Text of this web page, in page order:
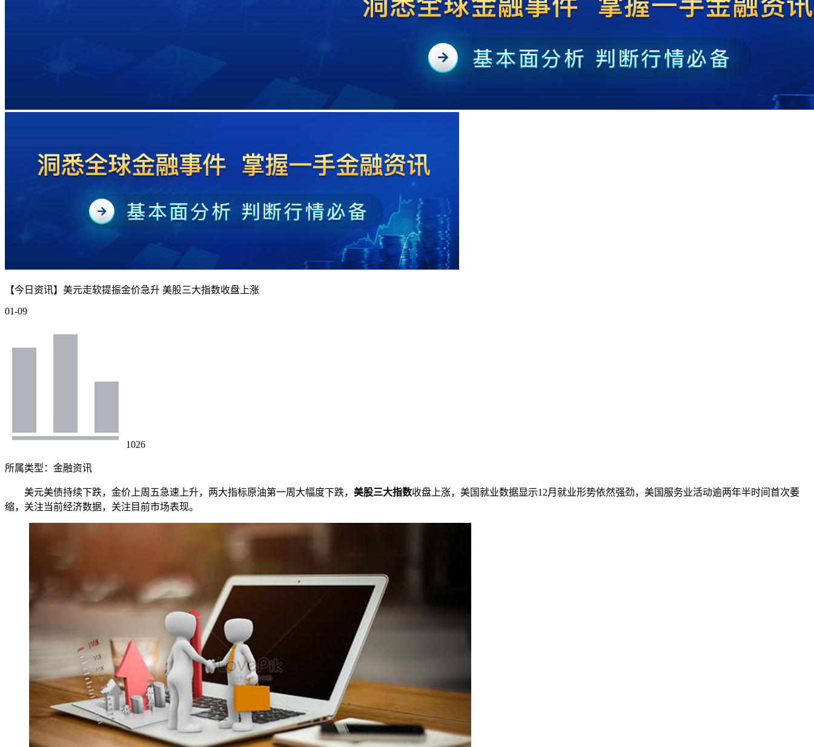
【今日资讯】美元走软提振金价急升 美股三大指数收盘上涨
01-09
1026
所属类型： 金融资讯
美元美债持续下跌，金价上周五急速上升，两大指标原油第一周大幅度下跌， 美股三大指数收盘上涨，美国就业数据显示12月就业形势依然强劲，美国服务业活动逾两年半时间首次萎
缩，关注当前经济数据，关注目前市场表现。